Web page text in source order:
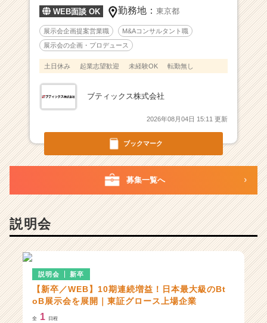
る
企
画
提
営
|
チ
ー・
成
長
企
が
届
ブックマーク
WEB面談 OK 勤務地：東京都
展示会企画提案営業職 M&Aコンサルタント職
展示会の企画・プロデュース
土日休み 起業志望歓迎 未経験OK 転勤無し
ブティックス株式会社
2026年08月04日 15:11 更新
募集一覧へ
説明会
説明会 新卒
【新卒／WEB】10期連続増益！日本最大級のBt
oB展示会を展開｜東証グロース上場企業
全 1 日程